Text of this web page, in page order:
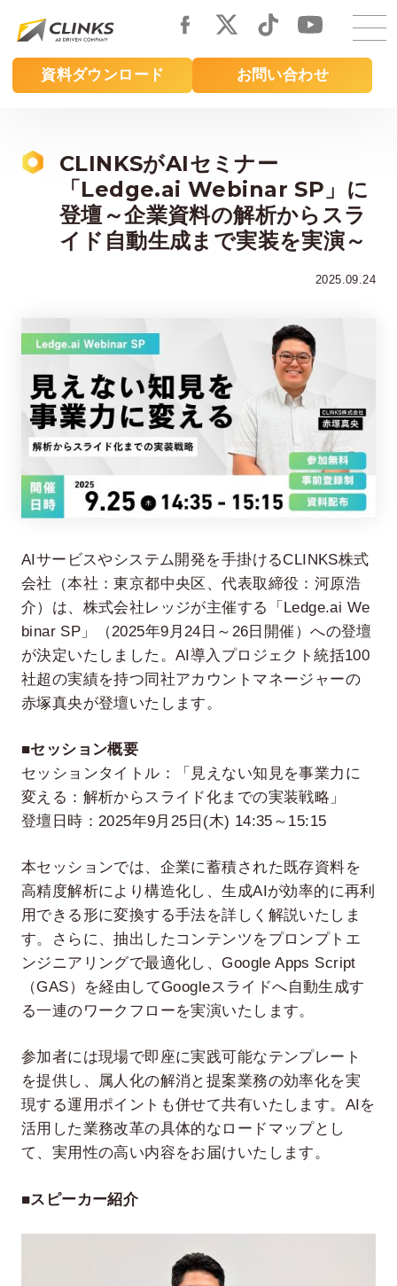
main
content
資料ダウンロード お問い合わせ
在宅率
66%
社員数
1,290
CLINKSがAIセミナー
「Ledge.ai Webinar SP」に
登壇～企業資料の解析からスラ
イド自動生成まで実装を実演～
2025.09.24
AIサービスやシステム開発を手掛けるCLINKS株式
会社（本社：東京都中央区、代表取締役：河原浩
介）は、株式会社レッジが主催する「Ledge.ai We
binar SP」（2025年9月24日～26日開催）への登壇
が決定いたしました。AI導入プロジェクト統括100
社超の実績を持つ同社アカウントマネージャーの
赤塚真央が登壇いたします。
■セッション概要
セッションタイトル：「見えない知見を事業力に
変える：解析からスライド化までの実装戦略」
登壇日時：2025年9月25日(木) 14:35～15:15
本セッションでは、企業に蓄積された既存資料を
高精度解析により構造化し、生成AIが効率的に再利
用できる形に変換する手法を詳しく解説いたしま
す。さらに、抽出したコンテンツをプロンプトエ
ンジニアリングで最適化し、Google Apps Script
（GAS）を経由してGoogleスライドへ自動生成す
る一連のワークフローを実演いたします。
参加者には現場で即座に実践可能なテンプレート
を提供し、属人化の解消と提案業務の効率化を実
現する運用ポイントも併せて共有いたします。AIを
活用した業務改革の具体的なロードマップとし
て、実用性の高い内容をお届けいたします。
■スピーカー紹介